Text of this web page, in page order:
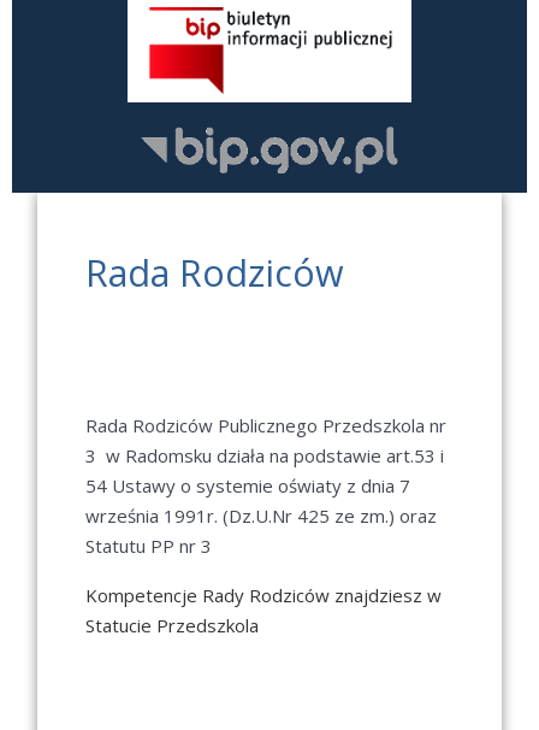
Rada Rodziców
Rada Rodziców Publicznego Przedszkola nr
3 w Radomsku działa na podstawie art.53 i
54 Ustawy o systemie oświaty z dnia 7
września 1991r. (Dz.U.Nr 425 ze zm.) oraz
Statutu PP nr 3
Kompetencje Rady Rodziców znajdziesz w
Statucie Przedszkola